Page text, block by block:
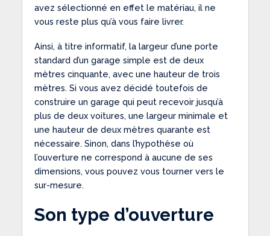
avez sélectionné en effet le matériau, il ne
vous reste plus qu’à vous faire livrer.
Ainsi, à titre informatif, la largeur d’une porte
standard d’un garage simple est de deux
mètres cinquante, avec une hauteur de trois
mètres. Si vous avez décidé toutefois de
construire un garage qui peut recevoir jusqu’à
plus de deux voitures, une largeur minimale et
une hauteur de deux mètres quarante est
nécessaire. Sinon, dans l’hypothèse où
l’ouverture ne correspond à aucune de ses
dimensions, vous pouvez vous tourner vers le
sur-mesure.
Son type d’ouverture